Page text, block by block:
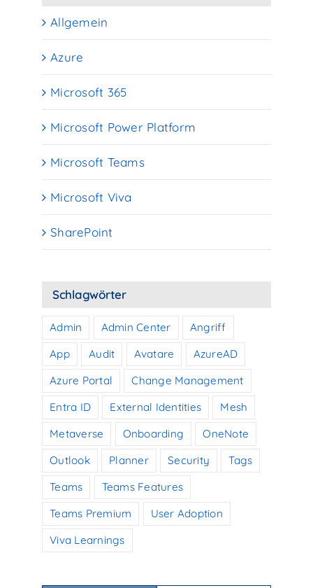
Allgemein
Azure
Microsoft 365
Microsoft Power Platform
Microsoft Teams
Microsoft Viva
SharePoint
Schlagwörter
Admin Admin Center
Angriff
App
Audit Avatare
AzureAD
Azure Portal
Change Management
Entra ID
External Identities
Mesh
Metaverse
Onboarding
OneNote
Outlook
Planner Security
Tags
Teams
Teams Features
Teams Premium
User Adoption
Viva Learnings